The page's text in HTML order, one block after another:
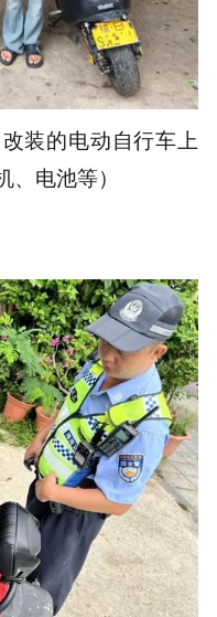
装的电动自行车上
电池等）